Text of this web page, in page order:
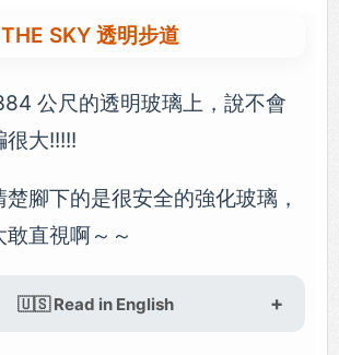
公尺的透明玻璃上，說不會
很大!!!!!
腳下的是很安全的強化玻璃，
直視啊～～
🇺🇸 Read in English